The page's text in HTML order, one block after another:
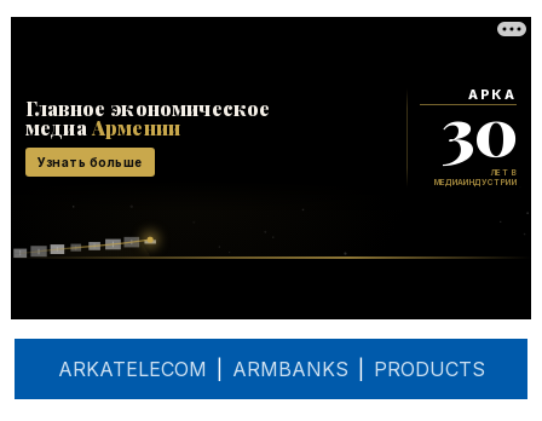
ARKATELECOM ARMBANKS PRODUCTS